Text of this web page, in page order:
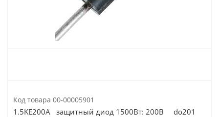
Код товара 00-00005901
1.5KE200A защитный диод 1500Вт: 200В do201